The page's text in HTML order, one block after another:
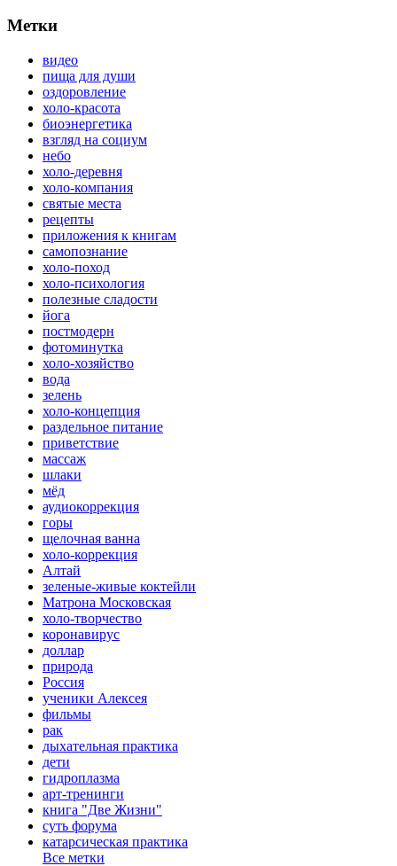
Метки
видео
пища для души
оздоровление
холо-красота
биоэнергетика
взгляд на социум
небо
холо-деревня
холо-компания
святые места
рецепты
приложения к книгам
самопознание
холо-поход
холо-психология
полезные сладости
йога
постмодерн
фотоминутка
холо-хозяйство
вода
зелень
холо-концепция
раздельное питание
приветствие
массаж
шлаки
мёд
аудиокоррекция
горы
щелочная ванна
холо-коррекция
Алтай
зеленые-живые коктейли
Матрона Московская
холо-творчество
коронавирус
доллар
природа
Россия
ученики Алексея
фильмы
рак
дыхательная практика
дети
гидроплазма
арт-тренинги
книга "Две Жизни"
суть форума
катарсическая практика
Все метки